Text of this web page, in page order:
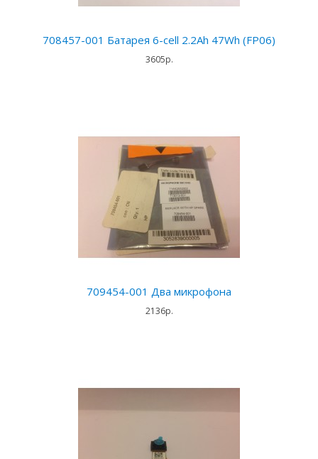
708457-001 Батарея 6-cell 2.2Ah 47Wh (FP06)
3605р.
709454-001 Два микрофона
2136р.